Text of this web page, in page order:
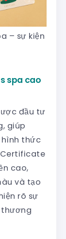
– sự kiện
spa cao
đầu tư
giúp
thức
cao,
và tạo
rõ sự
thương